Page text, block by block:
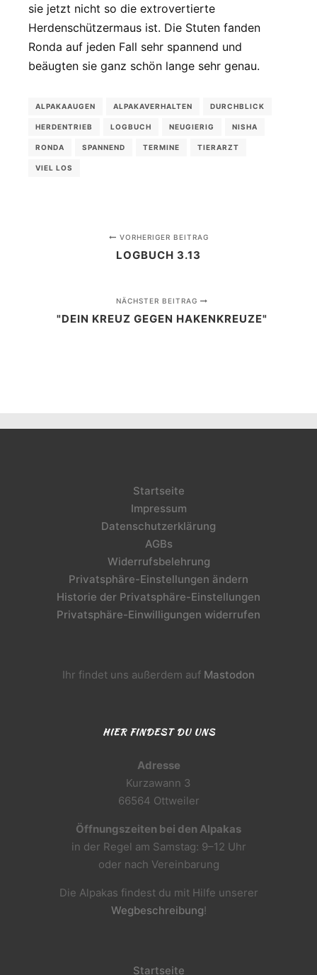
sie jetzt nicht so die extrovertierte
Herdenschützermaus ist. Die Stuten fanden
Ronda auf jeden Fall sehr spannend und
beäugten sie ganz schön lange sehr genau.
ALPAKAAUGEN ALPAKAVERHALTEN DURCHBLICK
HERDENTRIEB LOGBUCH NEUGIERIG NISHA
RONDA SPANNEND TERMINE TIERARZT
VIEL LOS
VORHERIGER BEITRAG
LOGBUCH 3.13
NÄCHSTER BEITRAG
"DEIN KREUZ GEGEN HAKENKREUZE"
Startseite
Impressum
Datenschutzerklärung
AGBs
Widerrufsbelehrung
Privatsphäre-Einstellungen ändern
Historie der Privatsphäre-Einstellungen
Privatsphäre-Einwilligungen widerrufen
Ihr findet uns außerdem auf Mastodon
HIER FINDEST DU UNS
Adresse
Kurzawann 3
66564 Ottweiler
Öffnungszeiten bei den Alpakas
in der Regel am Samstag: 9–12 Uhr
oder nach Vereinbarung
Die Alpakas findest du mit Hilfe unserer
Wegbeschreibung!
Startseite